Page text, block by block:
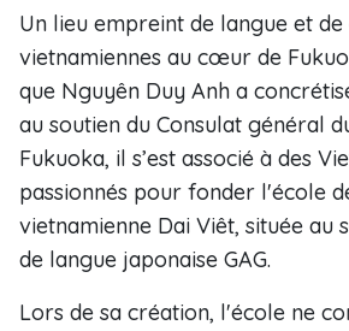
Un lieu empreint de langue et
vietnamiennes au cœur de
que Nguyên Duy Anh a
au soutien du Consulat général
Fukuoka, il s’est associé à des
passionnés pour fonder l'école
vietnamienne Dai Viêt, située au
de langue japonaise GAG.
Lors de sa création, l'école ne